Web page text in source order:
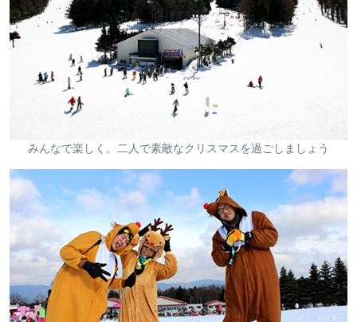
みんなで楽しく。二人で素敵なクリスマスを過ごしましょう